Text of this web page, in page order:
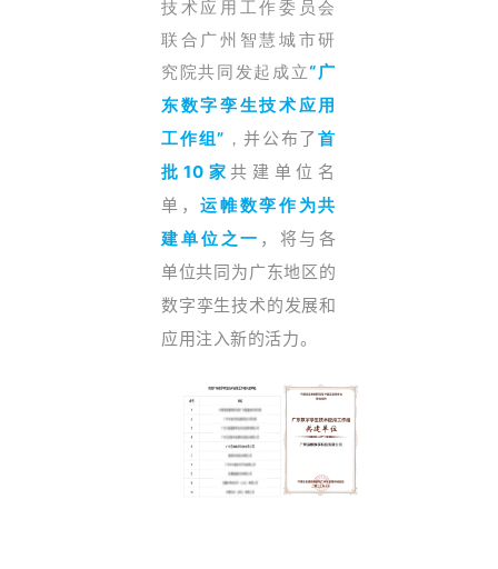
技术应用工作委员会
联合广州智慧城市研
究院共同发起成立“广
东数字孪生技术应用
工作组” ，并公布了首
批10家共建单位名
单，运帷数孪作为共
建单位之一 ，将与各
单位共同为广东地区的
数字孪生技术的发展和
应用注入新的活力。